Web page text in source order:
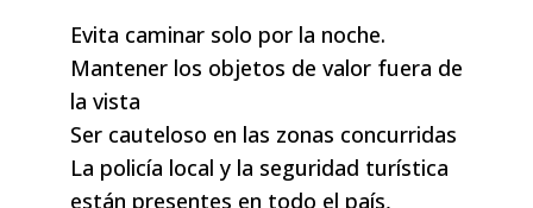
Evita caminar solo por la noche.
Mantener los objetos de valor fuera de
la vista
Ser cauteloso en las zonas concurridas
La policía local y la seguridad turística
están presentes en todo el país,